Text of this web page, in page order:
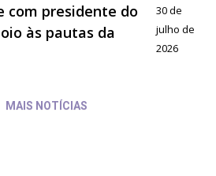
com presidente do
às pautas da
30 de
julho de
2026
MAIS NOTÍCIAS